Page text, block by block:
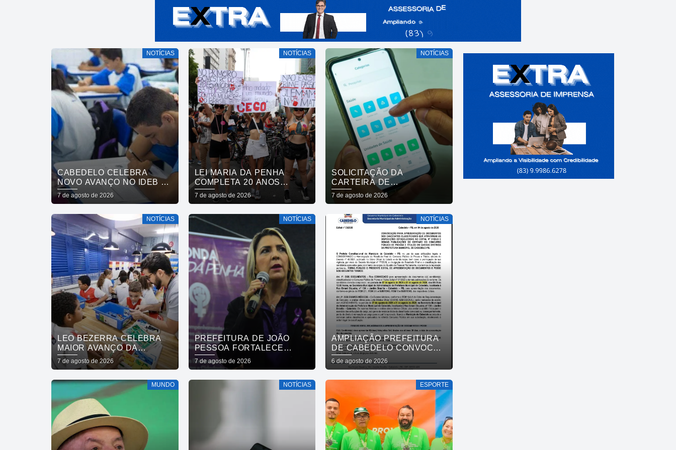
NOTÍCIAS
CABEDELO CELEBRA
NOVO AVANÇO NO IDEB E
CONSOLIDA TRAJETÓRIA
DE CRESCIMENTO NA
7 de agosto de 2026
NOTÍCIAS
LEI MARIA DA PENHA
COMPLETA 20 ANOS
ENTRE AVANÇOS E
DESAFIOS
7 de agosto de 2026
NOTÍCIAS
SOLICITAÇÃO DA
CARTEIRA DE
FIBROMIALGIA PASSA A
SER EXCLUSIVAMENTE
PESSOA NA PALMA DA
MÃO
7 de agosto de 2026
NOTÍCIAS
LEO BEZERRA CELEBRA
MAIOR AVANÇO DA
EDUCAÇÃO DE JOÃO
PESSOA NO IDEB ENTRE
7 de agosto de 2026
NOTÍCIAS
PREFEITURA DE JOÃO
PESSOA FORTALECE
REDE DE PROTEÇÃO ÀS
MULHERES E ENTENDE
7 de agosto de 2026
NOTÍCIAS
AMPLIAÇÃO PREFEITURA
DE CABEDELO CONVOCA
APROVADOS EM
CONCURSO PÚBLICO DA
DOCUMENTOS
6 de agosto de 2026
MUNDO NOTÍCIAS ESPORTE